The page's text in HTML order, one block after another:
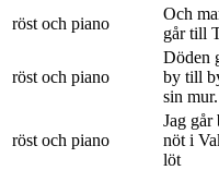
röst och piano
Och
går till
röst och piano
Döden
by till
sin
röst och piano
Jag går
nöt i
löt